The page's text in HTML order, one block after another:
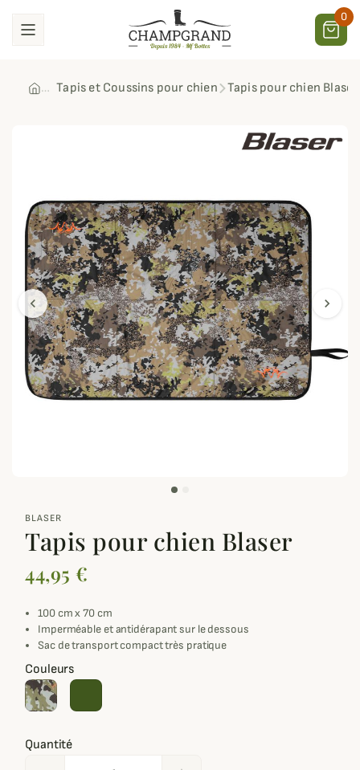
0
Tapis et Coussins pour chien Tapis pour chien Blaser
chevron_left
zoom_out_map
chevron_right
BLASER
Tapis pour chien Blaser
44,95 €
100 cm x 70 cm
Imperméable et antidérapant sur le dessous
Sac de transport compact très pratique
Couleurs
Quantité